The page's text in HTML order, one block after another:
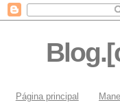
Página principal